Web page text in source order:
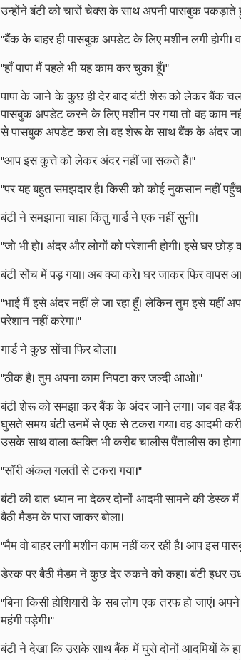
उन्होंने बंटी को चारों चेक्स के साथ अपनी पासबुक पकड़ाते
"बैंक के बाहर ही पासबुक अपडेट के लिए मशीन लगी
"हाँ पापा मैं पहले भी यह काम कर चुका हूँ।"
पापा के जाने के कुछ ही देर बाद बंटी शेरू को लेकर बैंक
पासबुक अपडेट करने के लिए मशीन पर गया तो वह काम
से पासबुक अपडेट करा ले। वह शेरू के साथ बैंक के अंदर जाने
"आप इस कुत्ते को लेकर अंदर नहीं जा सकते हैं।"
"पर यह बहुत समझदार है। किसी को कोई नुकसान नहीं
बंटी ने समझाना चाहा किंतु गार्ड ने एक नहीं सुनी।
"जो भी हो। अंदर और लोगों को परेशानी होगी। इसे घर
बंटी सोंच में पड़ गया। अब क्या करे। घर जाकर फिर वापस
"भाई मैं इसे अंदर नहीं ले जा रहा हूँ। लेकिन तुम इसे यहीं
परेशान नहीं करेगा।"
गार्ड ने कुछ सोंचा फिर बोला।
"ठीक है। तुम अपना काम निपटा कर जल्दी आओ।"
बंटी शेरू को समझा कर बैंक के अंदर जाने लगा। जब वह
घुसते समय बंटी उनमें से एक से टकरा गया। वह आदमी
उसके साथ वाला व्सक्ति भी करीब चालीस पैंतालीस का
"सॉरी अंकल गलती से टकरा गया।"
बंटी की बात ध्यान ना देकर दोनों आदमी सामने की डेस्क
बैठी मैडम के पास जाकर बोला।
"मैम वो बाहर लगी मशीन काम नहीं कर रही है। आप इस
डेस्क पर बैठी मैडम ने कुछ देर रुकने को कहा। बंटी इधर
"बिना किसी होशियारी के सब लोग एक तरफ हो जाएं।
महंगी पड़ेगी।"
बंटी ने देखा कि उसके साथ बैंक में घुसे दोनों आदमियों के